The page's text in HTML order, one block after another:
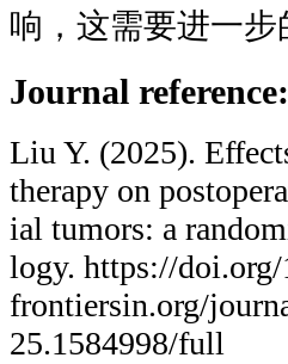
响，这需要进一步
Journal reference:
Liu Y. (2025).
therapy on
ial tumors: a
logy. https://
frontiersin.org/
25.1584998/full